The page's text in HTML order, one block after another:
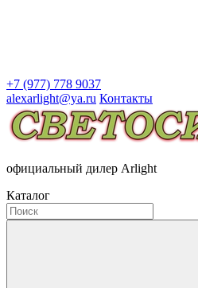
+7 (977) 778 9037
alexarlight@ya.ru Контакты
официальный дилер Arlight
Каталог